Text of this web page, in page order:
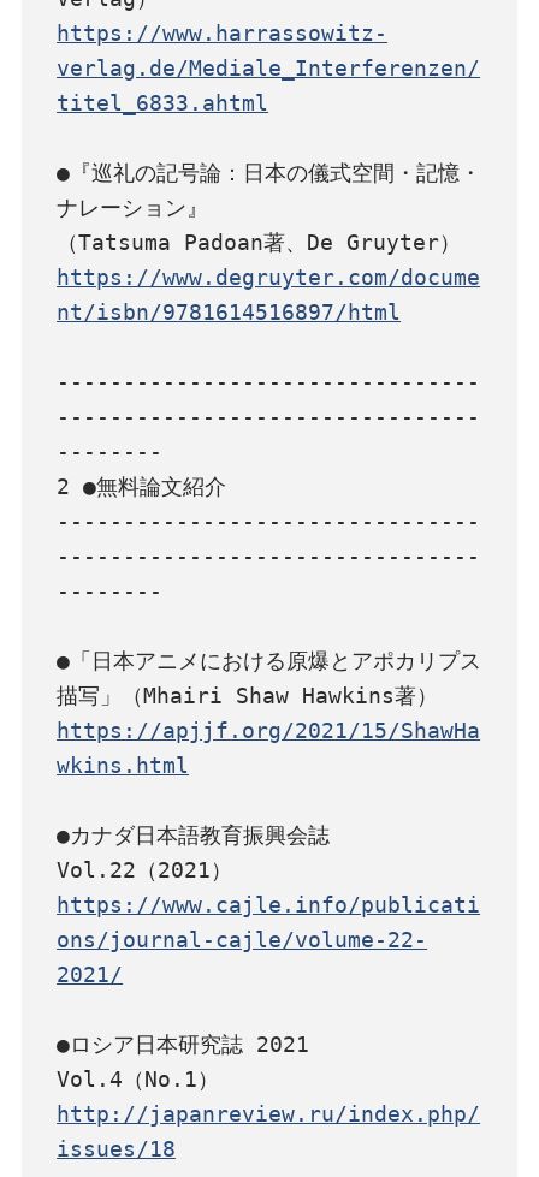
https://www.harrassowitz-
verlag.de/Mediale_Interferenzen/
titel_6833.ahtml
●『巡礼の記号論：日本の儀式空間・記憶・
ナレーション』
https://www.degruyter.com/docume
nt/isbn/9781614516897/html
--------------------------------
--------------------------------
--------
2 ●無料論文紹介
--------------------------------
--------------------------------
--------
●「日本アニメにおける原爆とアポカリプス
https://apjjf.org/2021/15/ShawHa
wkins.html
●カナダ日本語教育振興会誌
https://www.cajle.info/publicati
ons/journal-cajle/volume-22-
2021/
●ロシア日本研究誌 2021
http://japanreview.ru/index.php/
issues/18